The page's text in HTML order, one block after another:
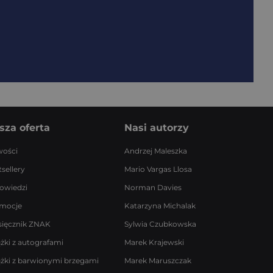
oferta
ZNAK
z autografami
z barwionymi brzegami
Nasi autorzy
Andrzej Maleszka
Mario Vargas Llosa
Norman Davies
Katarzyna Michalak
Sylwia Czubkowska
Marek Krajewski
Marek Maruszczak